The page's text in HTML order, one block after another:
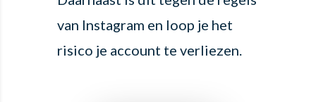
van Instagram en loop je het
risico je account te verliezen.